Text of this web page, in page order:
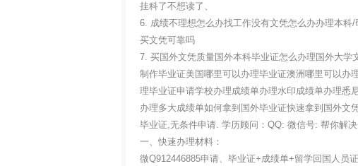
挂科了不想读了、
6. 成绩不理想怎么办找工作没有文凭怎么办办理本
买文凭可靠吗
7. 买国外文凭质量国外本科毕业证怎么办理国外大
制作毕业证美国哪里可以办理毕业证澳洲哪里可以办
理毕业证申请学校办理成绩单办理水印成绩单办理悉
办理多大成绩单如何拿到国外毕业证快速拿到国外
毕业证,无条件申请. 学历顾问：QQ: 微信号: 帮你解
一、快速办理材料：
微Q912446885申请、毕业证+成绩单+留学回国人员